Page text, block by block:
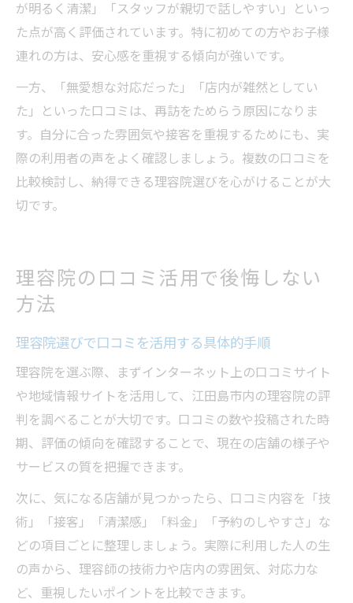
が明るく清潔」「スタッフが親切で話しやすい」といっ
た点が高く評価されています。特に初めての方やお子様
連れの方は、安心感を重視する傾向が強いです。
一方、「無愛想な対応だった」「店内が雑然としてい
た」といった口コミは、再訪をためらう原因になりま
す。自分に合った雰囲気や接客を重視するためにも、実
際の利用者の声をよく確認しましょう。複数の口コミを
比較検討し、納得できる理容院選びを心がけることが大
切です。
理容院の口コミ活用で後悔しない
方法
理容院選びで口コミを活用する具体的手順
理容院を選ぶ際、まずインターネット上の口コミサイト
や地域情報サイトを活用して、江田島市内の理容院の評
判を調べることが大切です。口コミの数や投稿された時
期、評価の傾向を確認することで、現在の店舗の様子や
サービスの質を把握できます。
次に、気になる店舗が見つかったら、口コミ内容を「技
術」「接客」「清潔感」「料金」「予約のしやすさ」な
どの項目ごとに整理しましょう。実際に利用した人の生
の声から、理容師の技術力や店内の雰囲気、対応力な
ど、重視したいポイントを比較できます。